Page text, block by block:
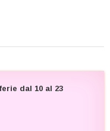
dal 10 al 23